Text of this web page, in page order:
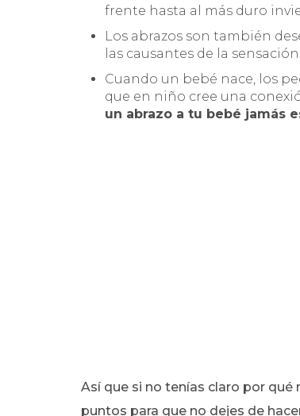
frente hasta al más duro
Los abrazos son también
las causantes de la
Cuando un bebé nace, los
que en niño cree una
un abrazo a tu bebé jamás
Así que si no tenías claro por
puntos para que no dejes de